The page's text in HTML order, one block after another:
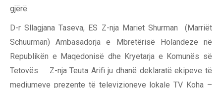
gjërë.
D-r Sllagjana Taseva, ES Z-nja Mariet Shurman (Marriët
Schuurman) Ambasadorja e Mbretërisë Holandeze në
Republikën e Maqedonisë dhe Kryetarja e Komunës së
Tetovës Z-nja Teuta Arifi ju dhanë deklaratë ekipeve të
mediumeve prezente të televizioneve lokale TV Koha –